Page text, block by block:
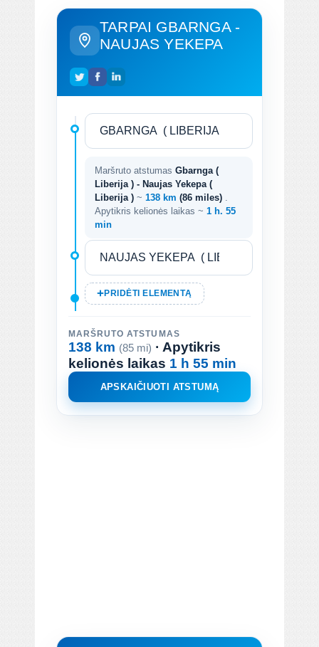
TARPAI GBARNGA -
NAUJAS YEKEPA
Maršruto atstumas Gbarnga (
Liberija ) - Naujas Yekepa (
Liberija ) ~ 138 km (86 miles)
Apytikris kelionės laikas ~ 1 h. 55
min
PRIDĖTI ELEMENTĄ
MARŠRUTO ATSTUMAS
138 km (85 mi) · Apytikris
kelionės laikas 1 h 55 min
APSKAIČIUOTI ATSTUMĄ